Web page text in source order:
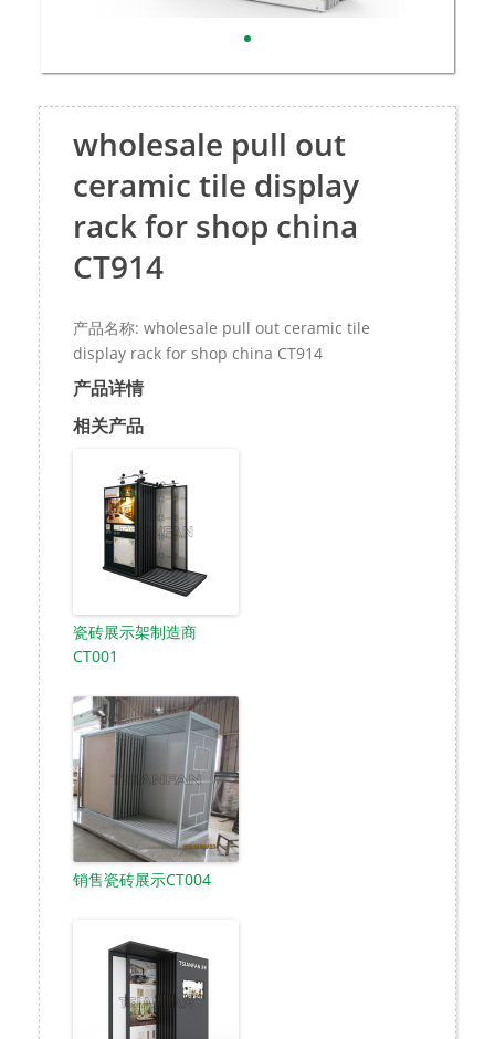
wholesale pull out
ceramic tile display
rack for shop china
CT914
产品名称: wholesale pull out ceramic tile
display rack for shop china CT914
产品详情
相关产品
瓷砖展示架制造商
CT001
销售瓷砖展示CT004